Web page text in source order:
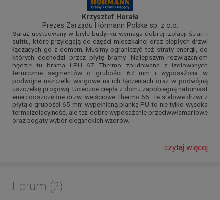
Krzysztof Horała
Prezes Zarządu Hörmann Polska sp. z o.o.
Garaż usytuowany w bryle budynku wymaga dobrej izolacji ścian i
sufitu, które przylegają do części mieszkalnej oraz ciepłych drzwi
łączących go z domem. Musimy ograniczyć też straty energii, do
których dochodzi przez płytę bramy. Najlepszym rozwiązaniem
będzie tu brama LPU 67 Thermo zbudowana z izolowanych
termicznie segmentów o grubości 67 mm i wyposażona w
podwójne uszczelki wargowe na ich łączeniach oraz w podwójną
uszczelkę progową. Ucieczce ciepła z domu zapobiegną natomiast
energooszczędne drzwi wejściowe Thermo 65. Te stalowe drzwi z
płytą o grubości 65 mm wypełnioną pianką PU to nie tylko wysoka
termoizolacyjność, ale też dobre wyposażenie przeciwwłamaniowe
oraz bogaty wybór eleganckich wzorów.
czytaj więcej
Forum (2)